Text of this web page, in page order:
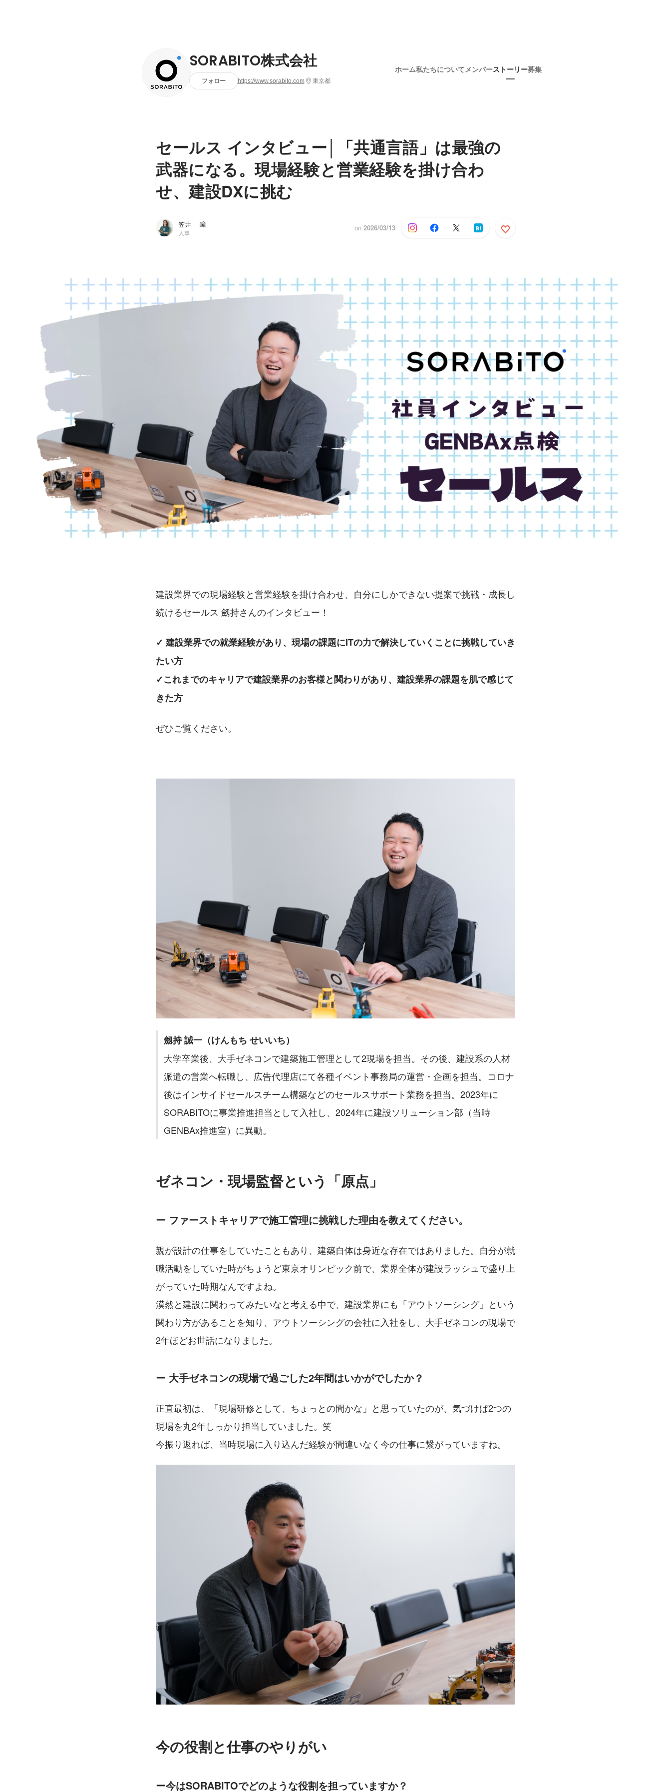
SORABITO株式会社
フォロー https://www.sorabito.com 東京都
ホーム私たちについて メンバーストーリー募集
セールス インタビュー│「共通言語」は最強の
武器になる。現場経験と営業経験を掛け合わ
せ、建設DXに挑む
笠井 瞳
人事
on 2026/03/13
建設業界での現場経験と営業経験を掛け合わせ、自分にしかできない提案で挑戦・成長し
続けるセールス 劔持さんのインタビュー！
✓ 建設業界での就業経験があり、現場の課題にITの力で解決していくことに挑戦していき
たい方
✓これまでのキャリアで建設業界のお客様と関わりがあり、建設業界の課題を肌で感じて
きた方
ぜひご覧ください。
劔持 誠一（けんもち せいいち）
大学卒業後、大手ゼネコンで建築施工管理として2現場を担当。その後、建設系の人材
派遣の営業へ転職し、広告代理店にて各種イベント事務局の運営・企画を担当。コロナ
後はインサイドセールスチーム構築などのセールスサポート業務を担当。2023年に
SORABITOに事業推進担当として入社し、2024年に建設ソリューション部（当時
GENBAx推進室）に異動。
ゼネコン・現場監督という「原点」
ー ファーストキャリアで施工管理に挑戦した理由を教えてください。
親が設計の仕事をしていたこともあり、建築自体は身近な存在ではありました。自分が就
職活動をしていた時がちょうど東京オリンピック前で、業界全体が建設ラッシュで盛り上
がっていた時期なんですよね。
漠然と建設に関わってみたいなと考える中で、建設業界にも「アウトソーシング」という
関わり方があることを知り、アウトソーシングの会社に入社をし、大手ゼネコンの現場で
2年ほどお世話になりました。
ー 大手ゼネコンの現場で過ごした2年間はいかがでしたか？
正直最初は、「現場研修として、ちょっとの間かな」と思っていたのが、気づけば2つの
現場を丸2年しっかり担当していました。笑
今振り返れば、当時現場に入り込んだ経験が間違いなく今の仕事に繋がっていますね。
今の役割と仕事のやりがい
ー今はSORABITOでどのような役割を担っていますか？